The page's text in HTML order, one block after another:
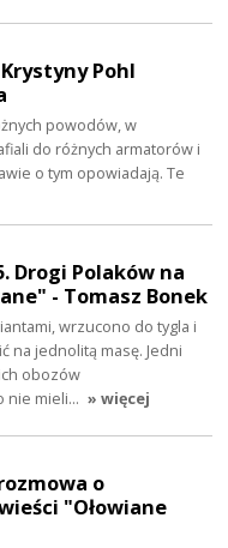
Pohl
powodów, w
do różnych armatorów i
o tym opowiadają. Te
Drogi Polaków na
- Tomasz Bonek
wrzucono do tygla i
na jednolitą masę. Jedni
obozów
nie mieli… » więcej
o
"Ołowiane